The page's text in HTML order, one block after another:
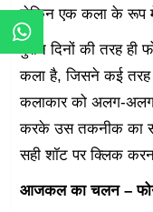
लेकिन एक कला के रूप में
पुराने दिनों की तरह ही
कला है, जिसने कई तरह
कलाकार को अलग-अलग
करके उस तकनीक का
सही शॉट पर क्लिक
आजकल का चलन –